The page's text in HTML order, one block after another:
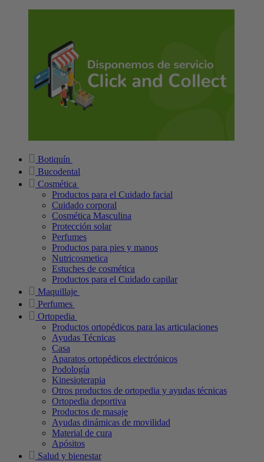
Botiquín
Bucodental
Cosmética
Productos para el Cuidado facial
Cuidado corporal
Cosmética Masculina
Protección solar
Perfumes
Productos para pies y manos
Nutricosmetica
Estuches de cosmética
Productos para el Cuidado capilar
Maquillaje
Perfumes
Ortopedia
Productos ortopédicos para las articulaciones
Ayudas Técnicas
Casa
Aparatos ortopédicos electrónicos
Podología
Kinesioterapia
Otros productos de ortopedia y ayudas técnicas
Ortopedia deportiva
Productos de masaje
Ayudas dinámicas de movilidad
Material de cura
Apósitos
Salud y bienestar